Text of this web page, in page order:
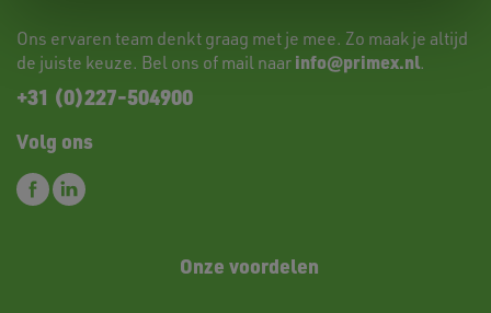
Ons ervaren team denkt graag met je mee. Zo maak je altijd
de juiste keuze. Bel ons of mail naar info@primex.nl.
+31 (0)227-504900
Volg ons
Onze voordelen